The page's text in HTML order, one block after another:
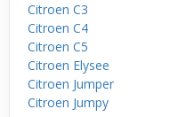
Citroen C3
Citroen C4
Citroen C5
Citroen Elysee
Citroen Jumper
Citroen Jumpy